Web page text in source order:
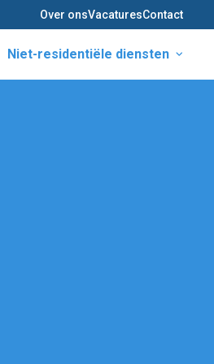
Over onsVacaturesContact
Niet-residentiële diensten